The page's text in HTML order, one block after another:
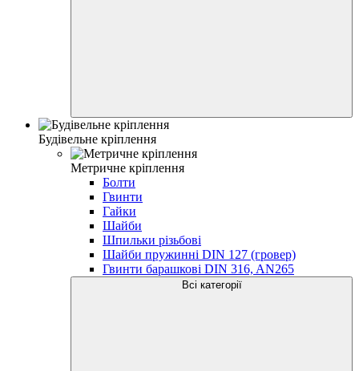
Будівельне кріплення
Метричне кріплення
Болти
Гвинти
Гайки
Шайби
Шпильки різьбові
Шайби пружинні DIN 127 (гровер)
Гвинти барашкові DIN 316, AN265
Всі категорії